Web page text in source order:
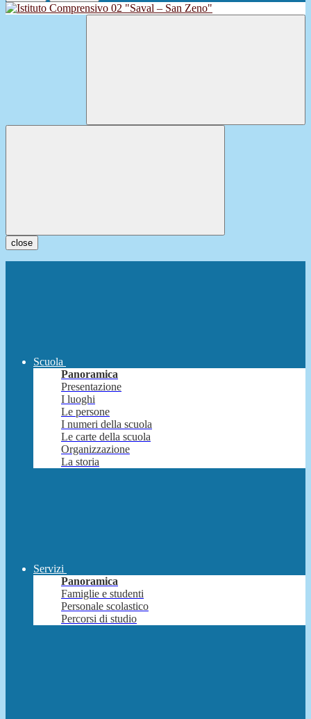
close
Scuola
Panoramica
Presentazione
I luoghi
Le persone
I numeri della scuola
Le carte della scuola
Organizzazione
La storia
Servizi
Panoramica
Famiglie e studenti
Personale scolastico
Percorsi di studio